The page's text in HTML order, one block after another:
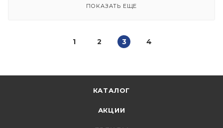
ПОКАЗАТЬ ЕЩЕ
1 2 3 4
КАТАЛОГ
АКЦИИ